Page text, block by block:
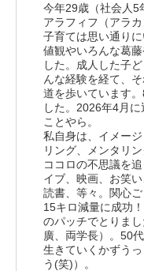
今年29歳（社会人5
アラフィフ（アラ
子育ては思い通り
値観やいろんな葛
した。成人した子
んな経験を経て、
道を歩いています
した。2026年4月
ことやら。
私自身は、イメー
リング、メンタリ
ココロの不思議を
イブ、映画、お笑
読書、等々。関心
15キロ減量に成功
のパッチでとりま
廣、両学長）。50
生きていくかずう
う(笑)）。